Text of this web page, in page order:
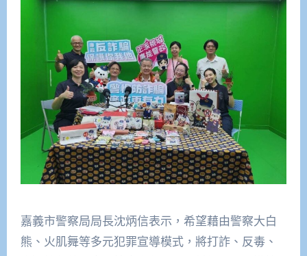
嘉義市警察局局長沈炳信表示，希望藉由警察大白
熊、火肌舞等多元犯罪宣導模式，將打詐、反毒、